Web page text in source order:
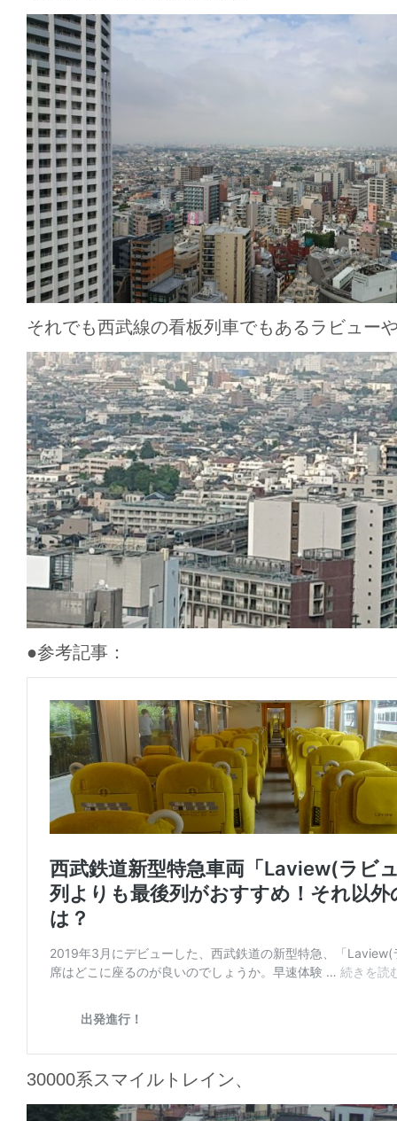
それでも西武線の看板列車でもあるラビュー
●参考記事：
30000系スマイルトレイン、